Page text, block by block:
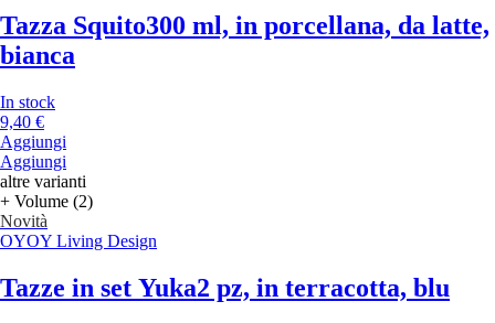
Tazza Squito300 ml, in porcellana, da latte,
bianca
In stock
9,40 €
Aggiungi
Aggiungi
altre varianti
+ Volume (2)
Novità
OYOY Living Design
Tazze in set Yuka2 pz, in terracotta, blu